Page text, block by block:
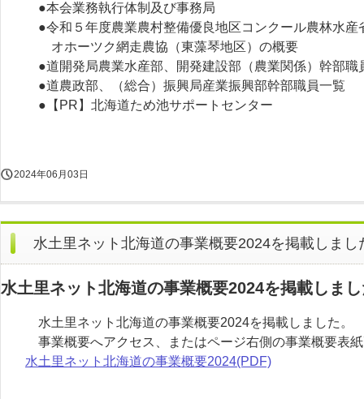
●本会業務執行体制及び事務局
●令和５年度農業農村整備優良地区コンクール農林水産
オホーツク網走農協（東藻琴地区）の概要
●道開発局農業水産部、開発建設部（農業関係）幹部職
●道農政部、（総合）振興局産業振興部幹部職員一覧
●【PR】北海道ため池サポートセンター
2024年06月03日
水土里ネット北海道の事業概要2024を掲載しまし
水土里ネット北海道の事業概要2024を掲載しま
水土里ネット北海道の事業概要2024を掲載しました。
事業概要へアクセス、またはページ右側の事業概要表
水土里ネット北海道の事業概要2024(PDF)